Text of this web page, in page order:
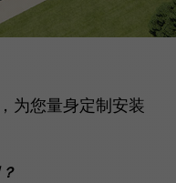
为您量身定制安装